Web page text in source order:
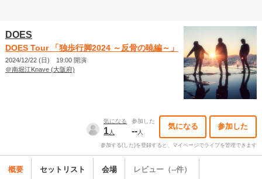
DOES
DOES Tour 「独歩行脚2024 ～反骨の暁編～」
2024/12/22 (日) 19:00 開演
＠南堀江Knave (大阪府)
気になる
1人
参加した
--人
気になる 参加した
参加する(した)を登録すると、マイページでライブを管理できます
概要 セットリスト 会場 レビュー（--件）